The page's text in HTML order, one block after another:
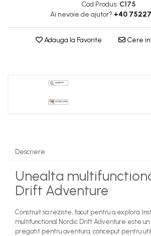
Cod Produs: C175
Ai nevoie de ajutor? +40
Adauga la Favorite Cere
Descriere
Unealta
Drift Adventure
Construit sa reziste, facut pentru a explora.
multifunctional Nordic Drift Adventure este un
pregatit pentru aventura, conceput pentru